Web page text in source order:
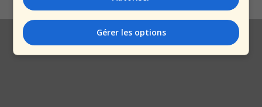
Gérer les options